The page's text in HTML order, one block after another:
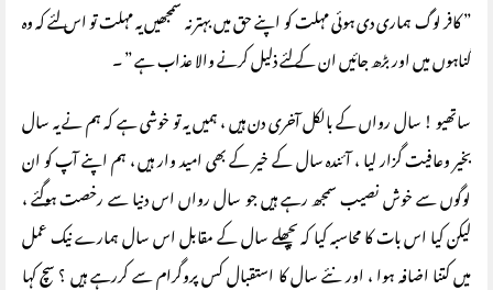
” کافر لوگ ہماری دی ہوئی مہلت کو اپنے حق میں بہتر نہ سمجھیں یہ مہلت تو اس لئے کہ وہ
گناہوں میں اور بڑھ جائیں ان کے لئے ذلیل کرنے والا عذاب ہے ” ۔
ساتھیو ! سال رواں کے بالکل آخری دن ہیں ، ہمیں یہ تو خوشی ہے کہ ہم نے یہ سال
بخیر وعافیت گزار لیا ، آئندہ سال کے خیر کے بھی امید وار ہیں ، ہم اپنے آپ کو ان
لوگوں سے خوش نصیب سمجھ رہے ہیں جو سال رواں اس دنیا سے رخصت ہوگئے ،
لیکن کیا اس بات کا محاسبہ کیا کہ پچھلے سال کے مقابل اس سال ہمارے نیک عمل
میں کتنا اضافہ ہوا ، اور نئے سال کا استقبال کس پروگرام سے کررہے ہیں ؟ سچ کہا